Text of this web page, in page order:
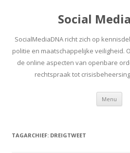
Social
SocialMediaDNA richt zich op
politie en maatschappelijke veiligheid.
de online aspecten van openbare
rechtspraak tot
Menu
TAGARCHIEF: DREIGTWEET